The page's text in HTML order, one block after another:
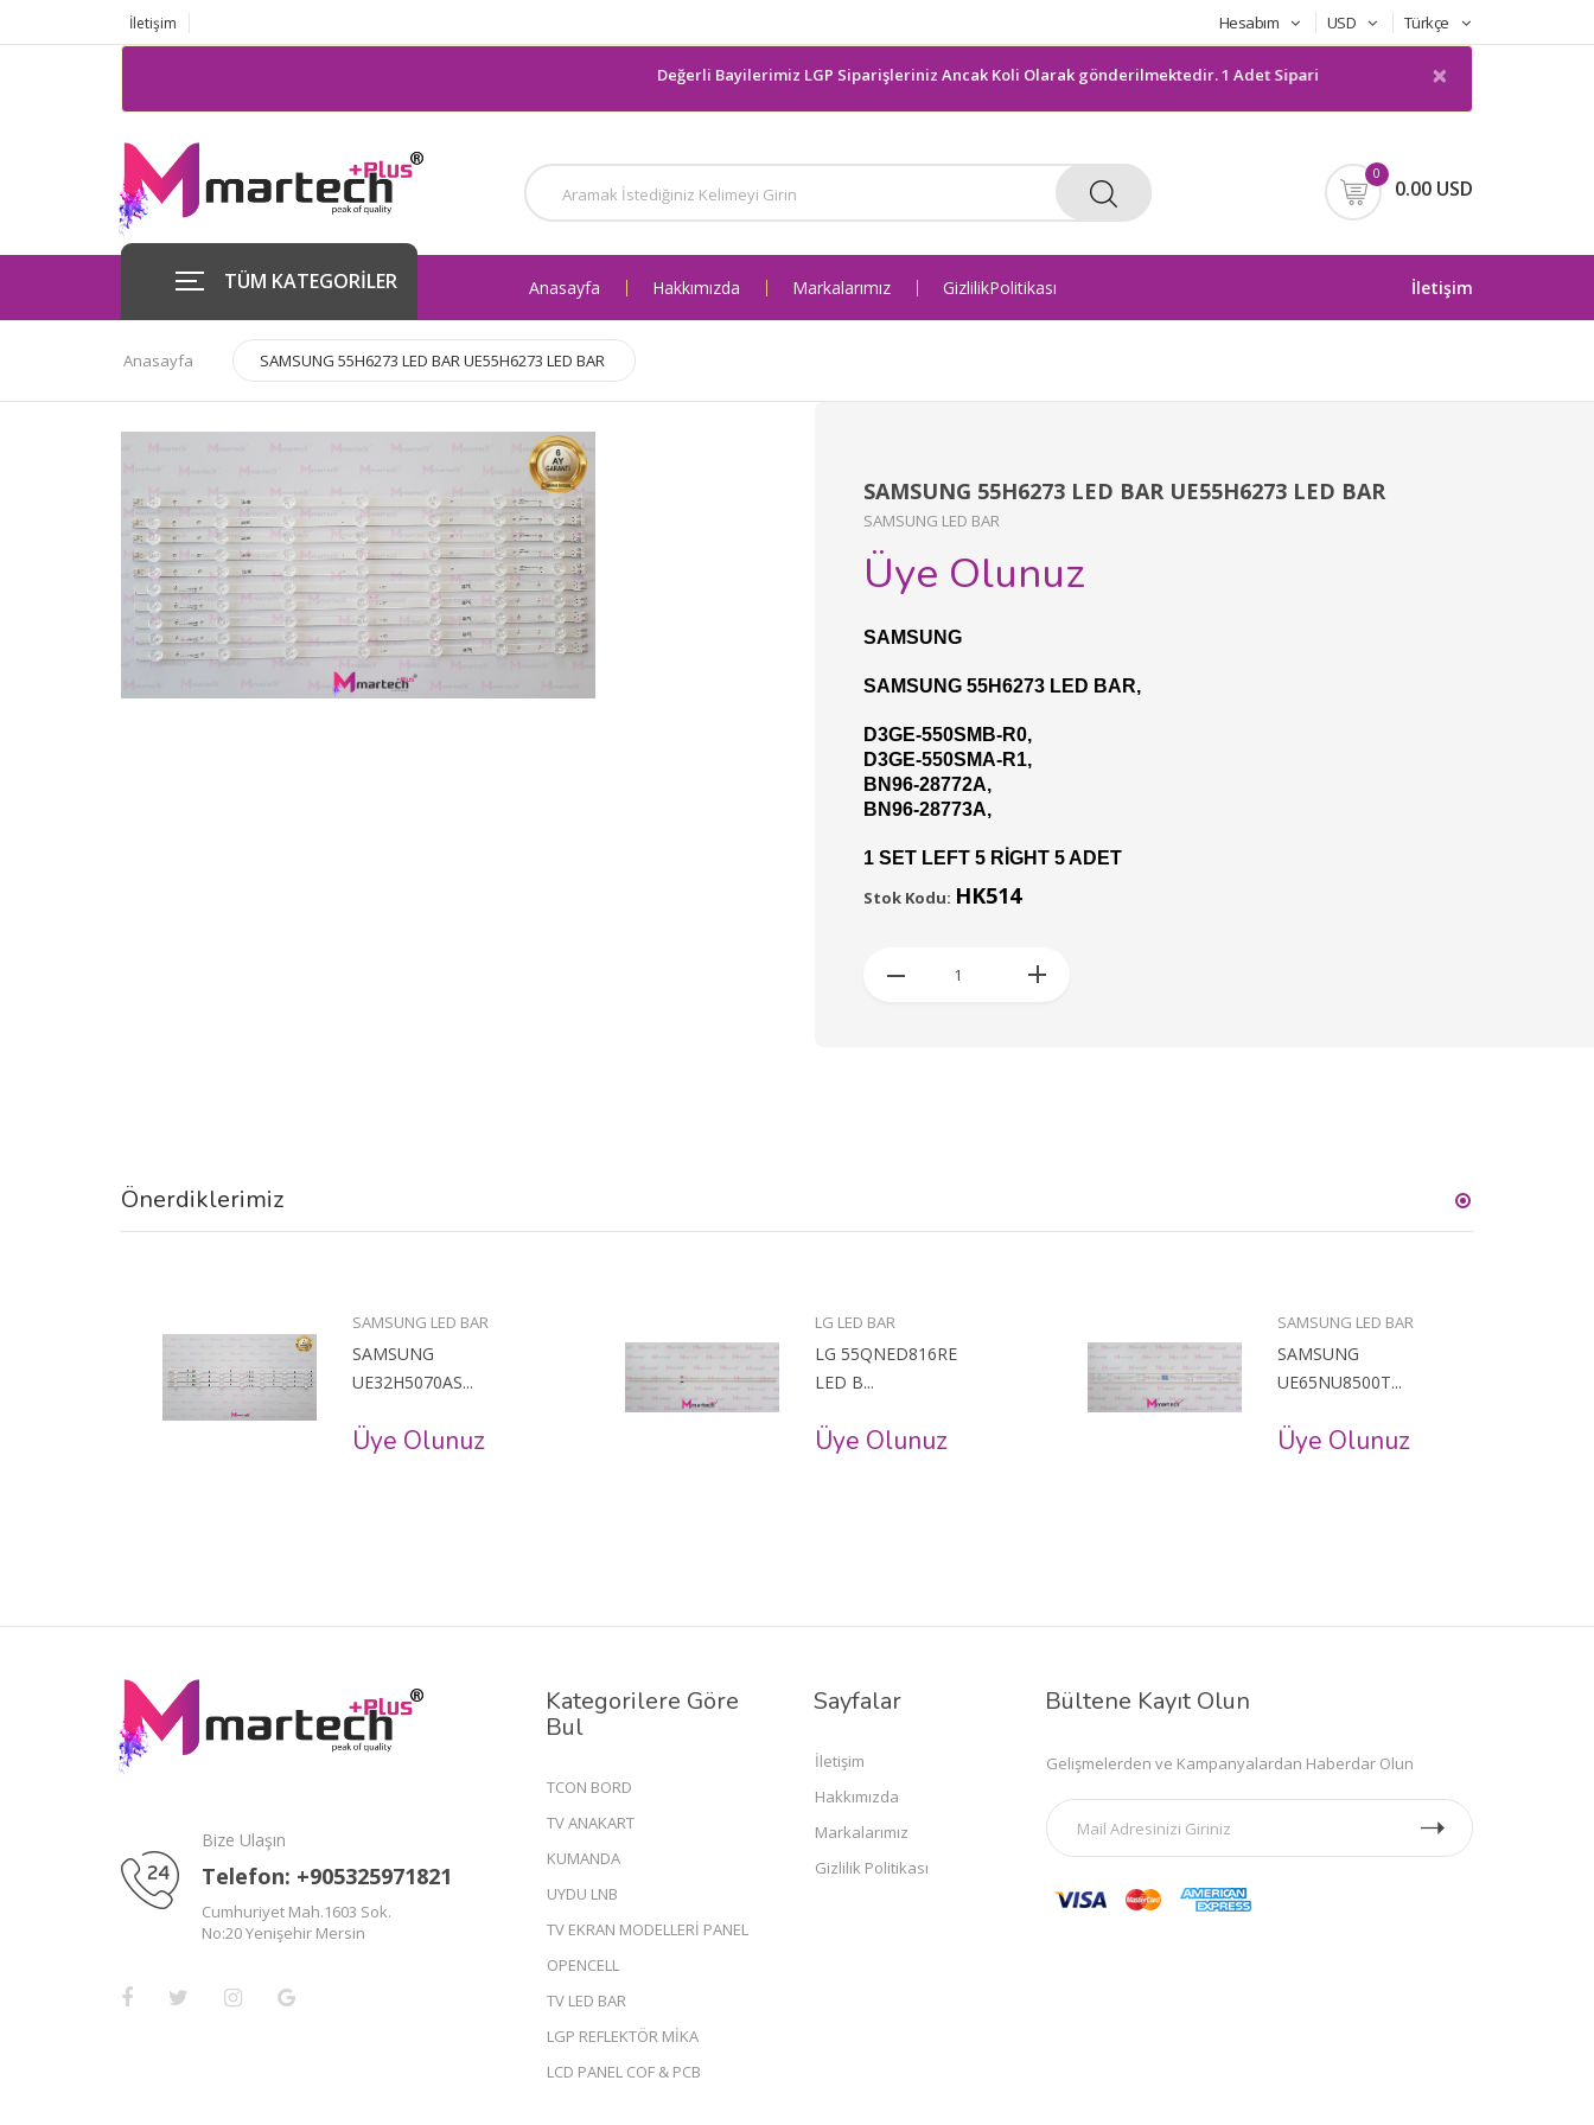
İletişim Hesabım USD Türkçe
×
Değerli Bayilerimiz LGP Siparişleriniz Ancak Koli Olarak gönderilmektedir. 1 Adet Sipariş gönderilmeyecektir. Bilgilerinize
0
0.00 USD
TÜM KATEGORİLER Anasayfa Hakkımızda Markalarımız Gizlilik Politikası İletişim
Anasayfa SAMSUNG 55H6273 LED BAR UE55H6273 LED BAR
SAMSUNG 55H6273 LED BAR UE55H6273 LED BAR
SAMSUNG LED BAR
Üye Olunuz
SAMSUNG
SAMSUNG 55H6273 LED BAR,
D3GE-550SMB-R0,
D3GE-550SMA-R1,
BN96-28772A,
BN96-28773A,
1 SET LEFT 5 RİGHT 5 ADET
Stok Kodu: HK514
Önerdiklerimiz
SAMSUNG LED BAR
SAMSUNG
UE32H5070AS...
Üye Olunuz
LG LED BAR
LG 55QNED816RE
LED B...
Üye Olunuz
SAMSUNG LED BAR
SAMSUNG
UE65NU8500T...
Üye Olunuz
Bize Ulaşın
Telefon: +905325971821
Cumhuriyet Mah.1603 Sok.
No:20 Yenişehir Mersin
Kategorilere Göre
Bul
TCON BORD
TV ANAKART
KUMANDA
UYDU LNB
TV EKRAN MODELLERİ PANEL
OPENCELL
TV LED BAR
LGP REFLEKTÖR MİKA
LCD PANEL COF & PCB
Sayfalar
İletişim
Hakkımızda
Markalarımız
Gizlilik Politikası
Bültene Kayıt Olun
Gelişmelerden ve Kampanyalardan Haberdar Olun